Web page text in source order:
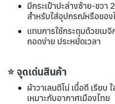
มีกระเป๋าปะล่างซ้าย-ขวา
สำหรับใส่อุปกรณ์หรือของ
แทนการใช้กระดุมด้วยเม
ถอดง่าย ประหยัดเวลา
⭐ จุดเด่นสินค้า
ผ้าวาเลนติโน่ เนื้อดี เรียบ
เหมาะกับอากาศเมืองไทย